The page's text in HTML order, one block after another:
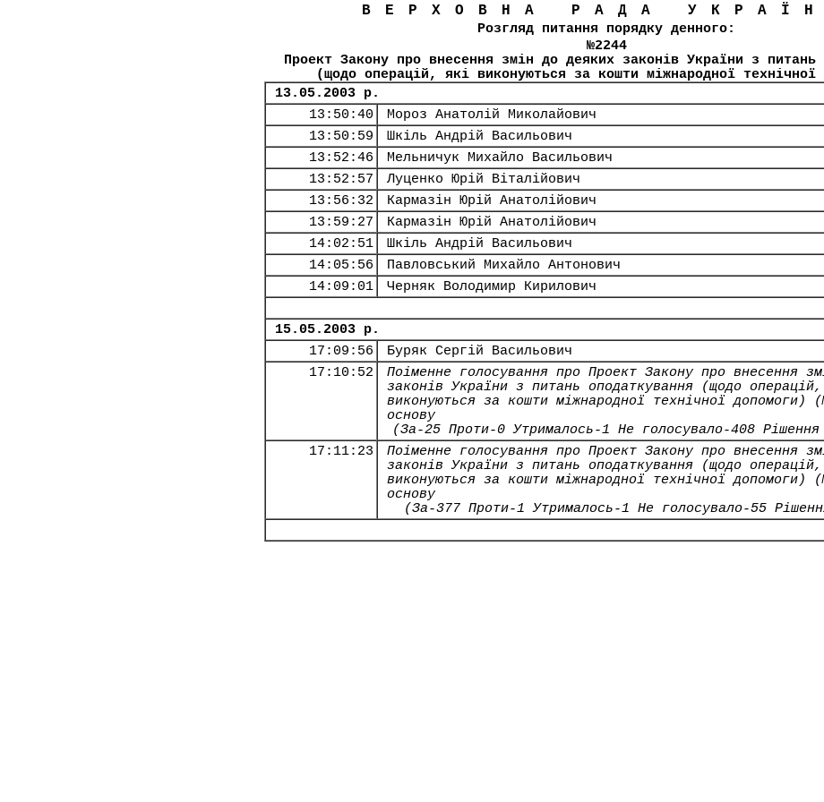
ВЕРХОВНА РАДА
Розгляд питання порядку денного:
№2244
Проект Закону про внесення змін до деяких законів України з питань
(щодо операцій, які виконуються за кошти міжнародної технічної
13.05.2003 р.
13:50:40
Мороз Анатолій Миколайович
13:50:59
Шкіль Андрій Васильович
13:52:46
Мельничук Михайло Васильович
13:52:57
Луценко Юрій Віталійович
13:56:32
Кармазін Юрій Анатолійович
13:59:27
Кармазін Юрій Анатолійович
14:02:51
Шкіль Андрій Васильович
14:05:56
Павловський Михайло Антонович
14:09:01
Черняк Володимир Кирилович
15.05.2003 р.
17:09:56
Буряк Сергій Васильович
17:10:52
Поіменне голосування про Проект Закону про внесення
законів України з питань оподаткування (щодо
виконуються за кошти міжнародної технічної допомоги)
основу
(За-25 Проти-0 Утрималось-1 Не голосувало-408
17:11:23
Поіменне голосування про Проект Закону про внесення
законів України з питань оподаткування (щодо
виконуються за кошти міжнародної технічної
основу
(За-377 Проти-1 Утрималось-1 Не голосувало-55